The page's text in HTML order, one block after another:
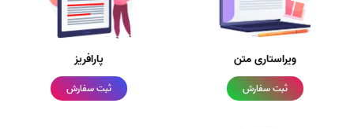
ویراستاری متن
ثبت سفارش
پارافریز
ثبت سفارش